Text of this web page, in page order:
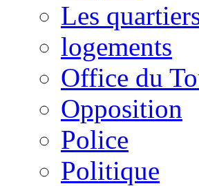
Les
logements
Office du
Opposition
Police
Politique